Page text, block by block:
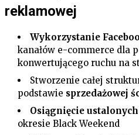
reklamowej
Wykorzystanie
kanałów e-commerce dla
konwertującego ruchu na
Stworzenie całej
podstawie sprzedażowej
Osiągnięcie
okresie Black Weekend